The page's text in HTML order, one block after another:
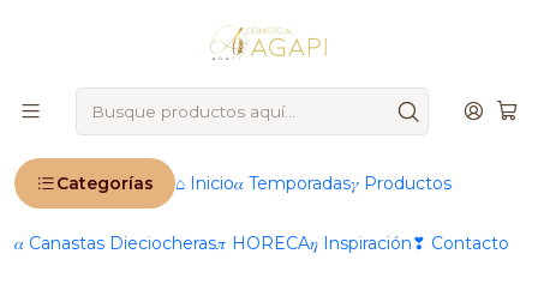
Categorías ⌂ Inicio𝛼 Temporadas𝛾 Productos
𝛼 Canastas Dieciocheras𝜋 HORECA𝜂 Inspiración❣ Contacto
IMPORTANTE: Ahora operamos 100 % online 🚨
Inicio Productos
🍫 Chocolatería & Dulces finos
Coberturas de chocolate
Blanco
Chocolate Real Belcolade Selection 30% Cacao Blanco